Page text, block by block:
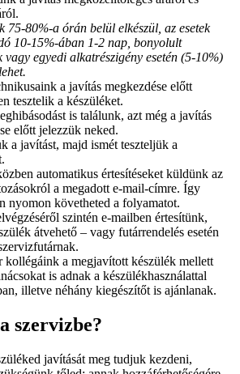
75-80%-a órán belül elkészül, az esetek
10-15%-ában 1-2 nap, bonyolult
vagy egyedi alkatrészigény esetén (5-10%)
a javítás megkezdése előtt
tesztelik a készüléket.
is találunk, azt még a javítás
előtt jelezzük neked.
a javítást, majd ismét teszteljük a
automatikus értesítéseket küldünk az
a megadott e-mail-címre. Így
nyomon követheted a folyamatot.
szintén e-mailben értesítünk,
átvehető – vagy futárrendelés esetén
kollégáink a megjavított készülék mellett
is adnak a készülékhasználattal
illetve néhány kiegészítőt is ajánlanak.
szervizbe?
javítását meg tudjuk kezdeni,